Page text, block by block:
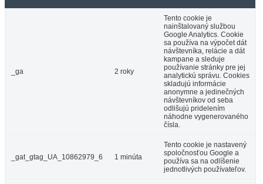
_ga 2 roky
Tento cookie je
nainštalovaný službou
Google Analytics. Cookie
sa používa na výpočet dát
návštevníka, relácie a dát
kampane a sleduje
používanie stránky pre jej
analytickú správu. Cookies
skladujú informácie
anonymne a jedinečných
návštevníkov od seba
odlišujú pridelením
náhodne vygenerovaného
čísla.
_gat_gtag_UA_10862979_6 1 minúta
Tento cookie je nastavený
spoločnosťou Google a
používa sa na odlíšenie
jednotlivých používateľov.